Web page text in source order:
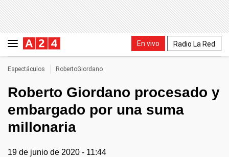
En vivo Radio La Red
Espectáculos RobertoGiordano
Roberto Giordano procesado y
embargado por una suma
millonaria
19 de junio de 2020 - 11:44